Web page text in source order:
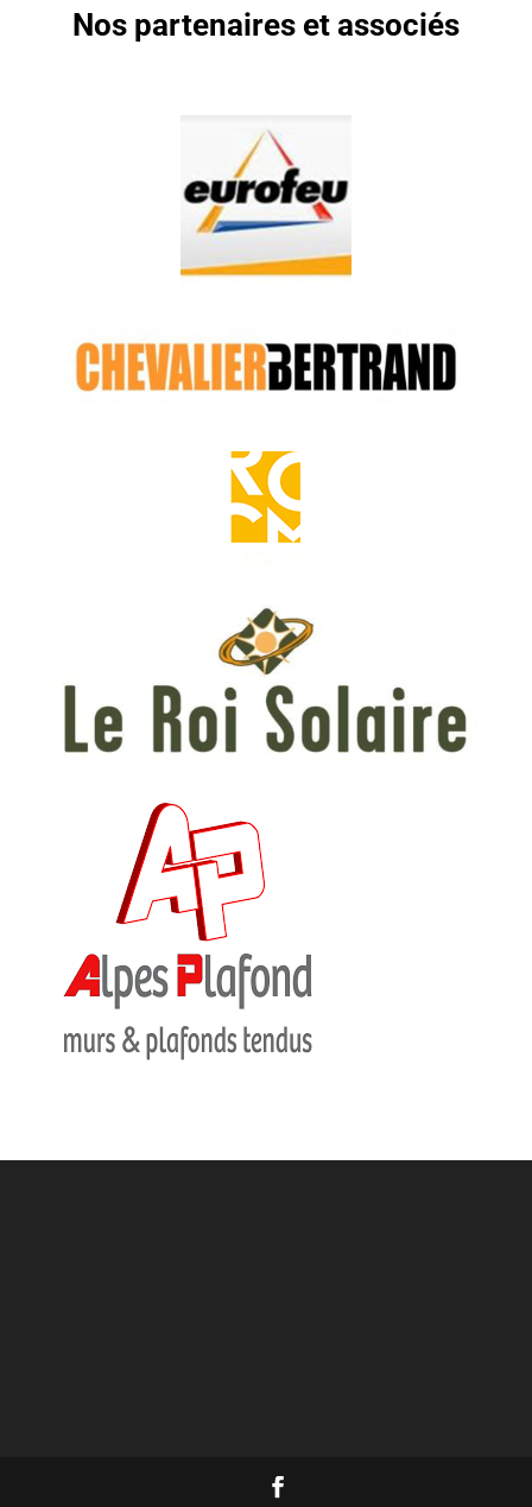
Nos partenaires et associés